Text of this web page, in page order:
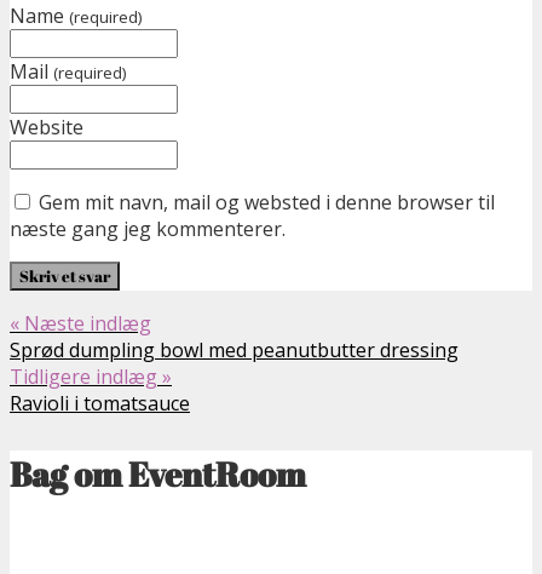
Name (required)
Mail (required)
Website
Gem mit navn, mail og websted i denne browser til
næste gang jeg kommenterer.
« Næste indlæg
Sprød dumpling bowl med peanutbutter dressing
Tidligere indlæg »
Ravioli i tomatsauce
Bag om EventRoom